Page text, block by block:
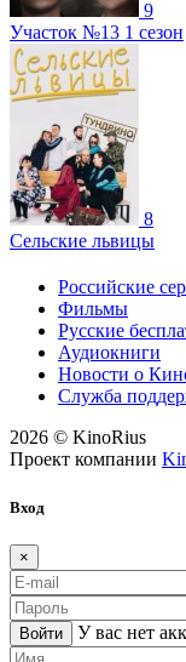
9
Участок №13 1 сезон
8
Сельские львицы
Российские
Фильмы
Русские
Аудиокниги
Новости о
Служба
2026 © KinoRius
Проект компании
Вход
×
Войти У вас нет